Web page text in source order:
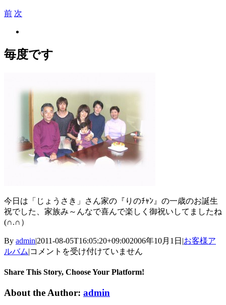
前 次
Image
毎度です
今日は「じょうさき」さん家の『りのﾁｬﾝ』の一歳のお誕生
祝でした、家族み～んなで喜んで楽しく御祝いしてましたね
(∩.∩）
By admin|2011-08-05T16:05:20+09:002006年10月1日 |お客様ア
ルバム|毎
で
は
コメントを受け付けていません
Share This Story, Choose Your Platform!
About the Author: admin